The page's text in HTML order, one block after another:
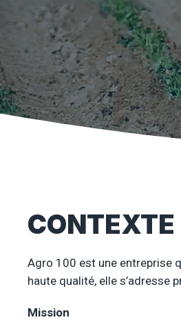
CONTEXTE
Agro 100 est une entreprise
haute qualité, elle s’adresse
Mission